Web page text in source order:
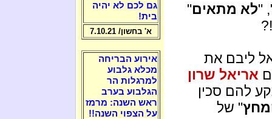
",לא מתאים"
ליבם את
אריאל שרון
להם סכין
" של
גם לכם לא יהיה
בית!
א' בחשון/ 7.10.21
אירוע הבריחה
מכלא גלבוע
למרגלות הר
הגלבוע בערב
ראש השנה: מרמז
על הצפוי השנה!!